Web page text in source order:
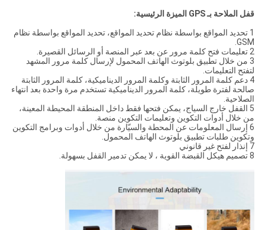
قفل الملاحة بـ GPS الميزة الرئيسية:
1 تحديد المواقع بواسطة نظام تحديد المواقع، تحديد المواقع بواسطة نظام
GSM.
2 تعليمات فتح كلمة مرور عن بعد عبر المنصة أو الرسائل القصيرة.
3 من خلال تطبيق بلوتوث الهاتف المحمول لإرسال كلمة مرور المشهد
لتفتح التعليمات.
4 دعم كلمة المرور الثابتة وكلمة المرور الديناميكية، كلمة المرور الثابتة
صالحة لفترة طويلة، كلمة المرور الديناميكية تستخدم مرة واحدة بعد انتهاء
الصلاحية.
5 القفل خارج السياج، يمكن فتحها فقط داخل المنطقة المحيطة المعينة،
من خلال أدوات التكوين وتعليمات التكوين منصة.
6 إرسال المعلومات عن المحطة والسيّارة من خلال أدوات وبرامج التكوين
وتكوين طلبات تطبيق بلوتوث الهاتف المحمول.
7 إنذار لفتح غير قانوني
8 تصميم هيكل القبضة القوية ، لا يمكن تدمير القفل بسهولة.